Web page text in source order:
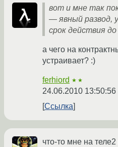
вот и мне так
— явный развод,
срок действия до
а чего на
устраивает? :)
ferhiord ★★
24.06.2010 13:50:56
Ссылка
что-то мне на